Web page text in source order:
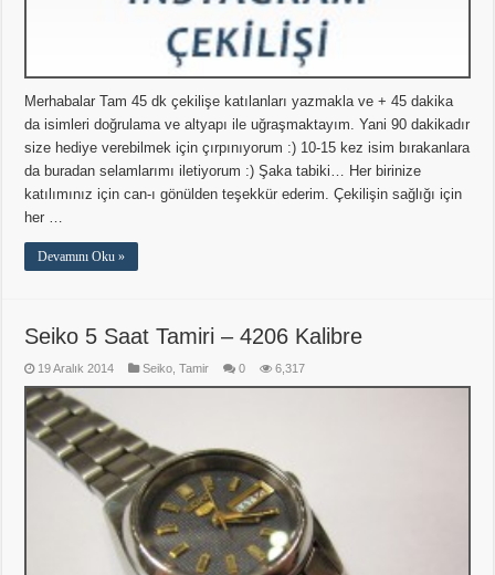
Merhabalar Tam 45 dk çekilişe katılanları yazmakla ve + 45 dakika
da isimleri doğrulama ve altyapı ile uğraşmaktayım. Yani 90 dakikadır
size hediye verebilmek için çırpınıyorum :) 10-15 kez isim bırakanlara
da buradan selamlarımı iletiyorum :) Şaka tabiki… Her birinize
katılımınız için can-ı gönülden teşekkür ederim. Çekilişin sağlığı için
her …
Devamını Oku »
Seiko 5 Saat Tamiri – 4206 Kalibre
19 Aralık 2014 Seiko ,Tamir 0 6,317